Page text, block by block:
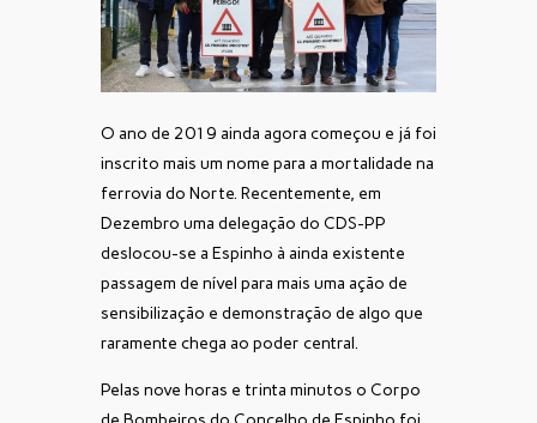
O ano de 2019 ainda agora começou e já foi
inscrito mais um nome para a mortalidade na
ferrovia do Norte. Recentemente, em
Dezembro uma delegação do CDS-PP
deslocou-se a Espinho à ainda existente
passagem de nível para mais uma ação de
sensibilização e demonstração de algo que
raramente chega ao poder central.
Pelas nove horas e trinta minutos o Corpo